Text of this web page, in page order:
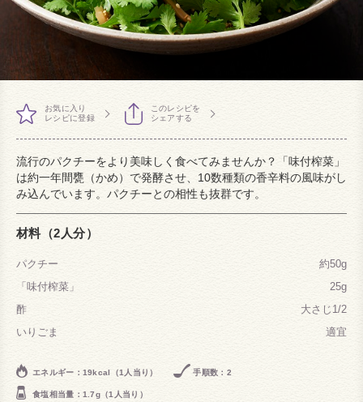
お気に入り
レシピに登録
このレシピを
シェアする
流行のパクチーをより美味しく食べてみませんか？「味付榨菜」
は約一年間甕（かめ）で発酵させ、10数種類の香辛料の風味がし
み込んでいます。パクチーとの相性も抜群です。
材料（2人分）
パクチー
約50g
「味付榨菜」
25g
酢
大さじ1/2
いりごま
適宜
エネルギー：19kcal（1人当り） 手順数：2
食塩相当量：1.7g（1人当り）